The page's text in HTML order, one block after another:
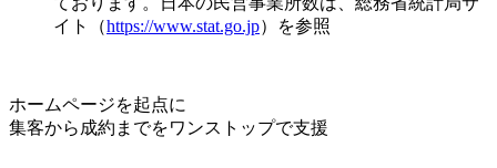
イト（https://www.stat.go.jp）を参照
ホームページを起点に
集客から成約までをワンストップで支援